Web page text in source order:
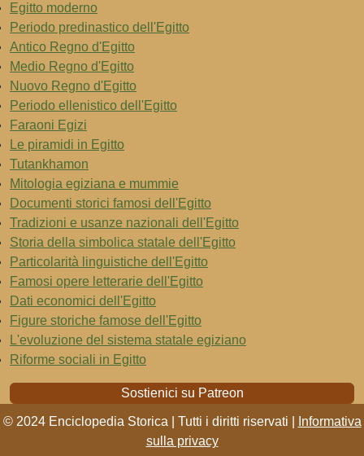
Egitto moderno
Periodo predinastico dell'Egitto
Antico Regno d'Egitto
Medio Regno d'Egitto
Nuovo Regno d'Egitto
Periodo ellenistico dell'Egitto
Faraoni Egizi
Le piramidi in Egitto
Tutankhamon
Mitologia egiziana e mummie
Documenti storici famosi dell'Egitto
Tradizioni e usanze nazionali dell'Egitto
Storia della simbolica statale dell'Egitto
Particolarità linguistiche dell'Egitto
Famosi opere letterarie dell'Egitto
Dati economici dell'Egitto
Figure storiche famose dell'Egitto
L'evoluzione del sistema statale egiziano
Riforme sociali in Egitto
Sostienici su Patreon
© 2024 Enciclopedia Storica | Tutti i diritti riservati |
Informativa
sulla privacy